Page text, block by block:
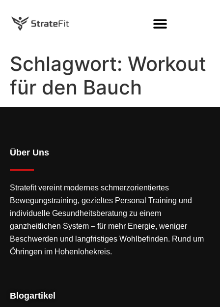
Schlagwort: Workout
für den Bauch
Über Uns
Stratefit vereint modernes schmerzorientiertes
Bewegungstraining, gezieltes Personal Training und
individuelle Gesundheitsberatung zu einem
ganzheitlichen System – für mehr Energie, weniger
Beschwerden und langfristiges Wohlbefinden. Rund um
Öhringen im Hohenlohekreis.
Blogartikel